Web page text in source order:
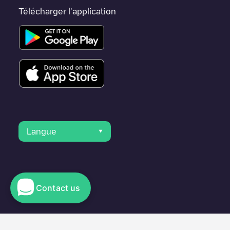
Télécharger l'application
Langue
© 2023 Electromaps
Contact us